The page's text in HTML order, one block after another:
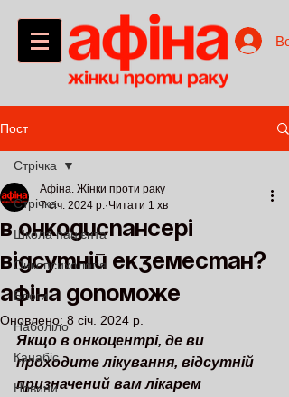
Пост
Стрічка
Школа пацієнта
Онкопсихологія
Блоги
Наболіло
Канабіс
Новини
Стрічка
В онкодиспансері
відсутній екземестан?
Афіна допоможе
Афіна. Жінки проти раку
7 січ. 2024 р. Читати 1 хв
Оновлено: 8 січ. 2024 р.
Якщо в онкоцентрі, де ви
проходите лікування, відсутній
призначений вам лікарем